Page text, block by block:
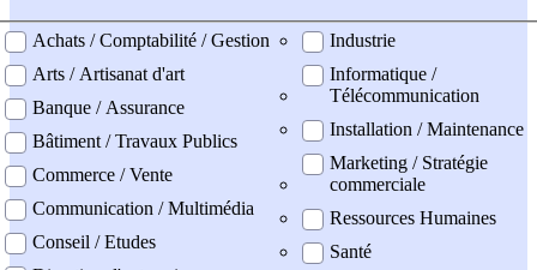
professionel
Achats / Comptabilité / Gestion
Arts / Artisanat d'art
Banque / Assurance
Bâtiment / Travaux Publics
Commerce / Vente
Communication / Multimédia
Conseil / Etudes
Industrie
Informatique /
Télécommunication
Installation / Maintenance
Marketing / Stratégie
commerciale
Ressources Humaines
Santé